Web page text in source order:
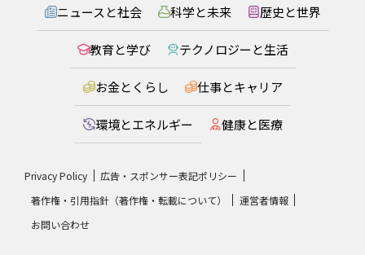
ニュースと社会 科学と未来 歴史と世界
教育と学び テクノロジーと生活
お金とくらし 仕事とキャリア
環境とエネルギー 健康と医療
Privacy Policy
広告・スポンサー表記ポリシー
著作権・引用指針（著作権・転載について）
運営者情報
お問い合わせ